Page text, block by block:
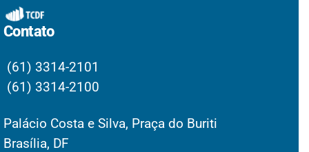
Contato
(61) 3314-2101
(61) 3314-2100
Palácio Costa e Silva, Praça do Buriti
Brasília, DF